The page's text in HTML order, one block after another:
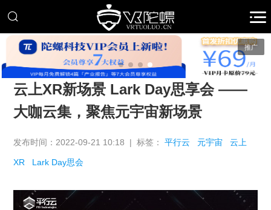
推广
云上XR新场景 Lark Day思享会 ——
大咖云集，聚焦元宇宙新场景
发布时间：2022-09-21 10:18 | 标签：平行云 元宇宙 云上
XR Lark Day思会